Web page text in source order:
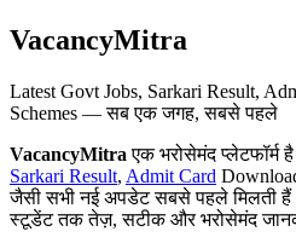
VacancyMitra
Latest Govt Jobs, Sarkari Result,
Schemes — सब एक जगह, सबसे पहले
VacancyMitra एक भरोसेमंद प्लेटफॉर्म
Sarkari Result, Admit Card
जैसी सभी नई अपडेट सबसे पहले मिलती
स्टूडेंट तक तेज़, सटीक और भरोसेमंद